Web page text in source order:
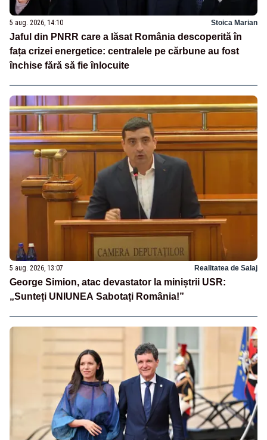
5 aug. 2026, 14:10 Stoica Marian
Jaful din PNRR care a lăsat România descoperită în
fața crizei energetice: centralele pe cărbune au fost
închise fără să fie înlocuite
5 aug. 2026, 13:07 Realitatea de Salaj
George Simion, atac devastator la miniștrii USR:
„Sunteți UNIUNEA Sabotați România!”